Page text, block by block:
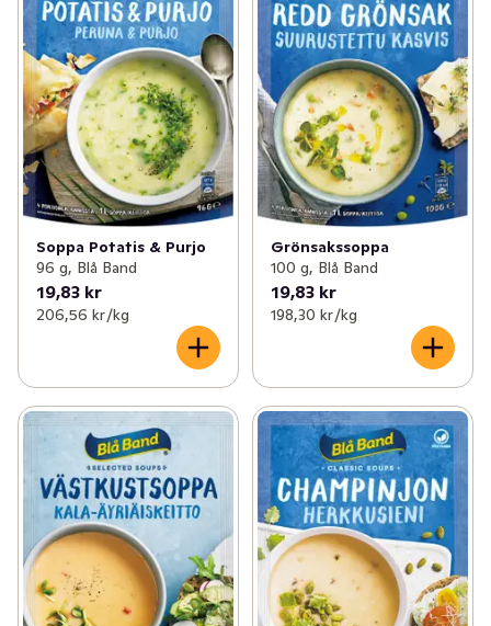
Soppa Potatis & Purjo
96 g, Blå Band
19,83 kr
206,56 kr /kg
Grönsakssoppa
100 g, Blå Band
19,83 kr
198,30 kr /kg